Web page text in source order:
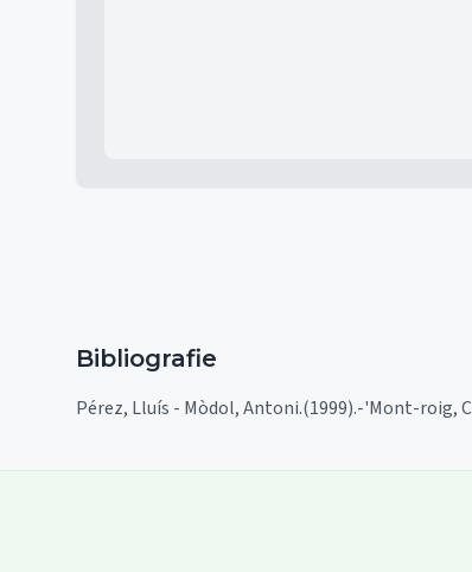
Bibliografie
Pérez, Lluís - Mòdol, Antoni.(1999).-'Mont-roig,